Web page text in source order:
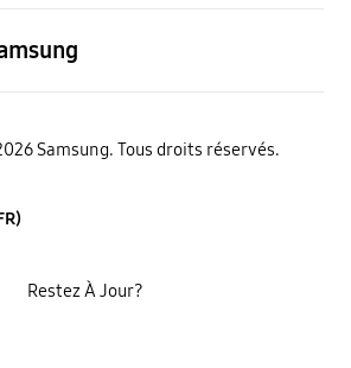
Samsung. Tous droits réservés.
Restez À Jour?